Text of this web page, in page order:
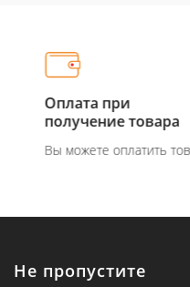
Оплата при
получение товара
Вы можете оплатить товар
Не пропустите